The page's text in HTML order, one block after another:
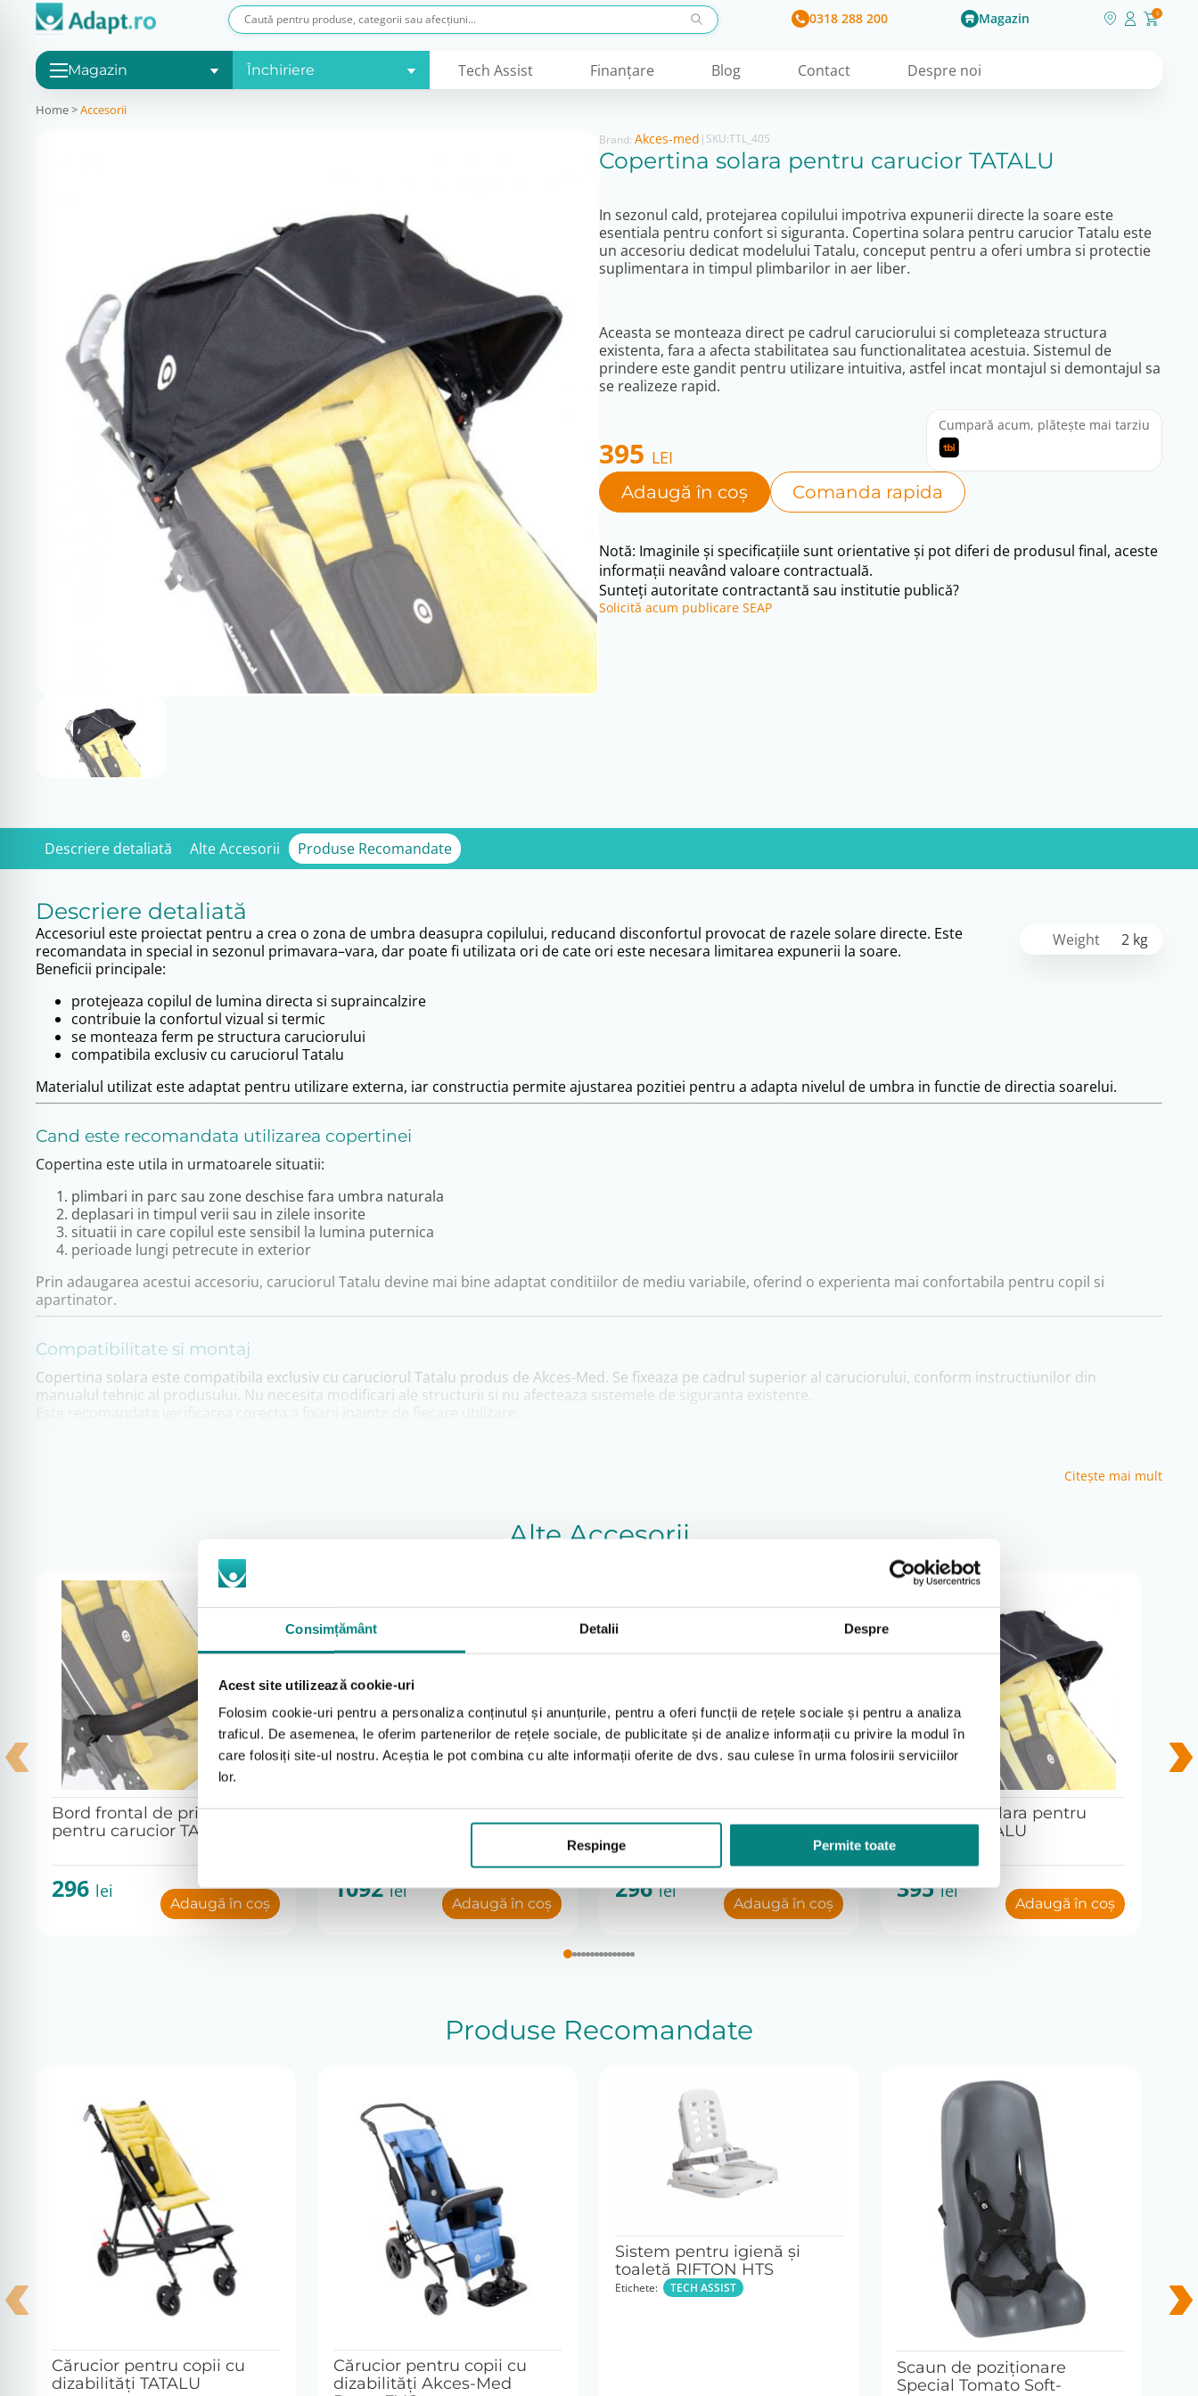
Consimțământ Detalii Despre
Acest site utilizează cookie-uri
Folosim cookie-uri pentru a personaliza conținutul și anunțurile, pentru a oferi funcții de rețele sociale și pentru a analiza
traficul. De asemenea, le oferim partenerilor de rețele sociale, de publicitate și de analize informații cu privire la modul în
care folosiți site-ul nostru. Aceștia le pot combina cu alte informații oferite de dvs. sau culese în urma folosirii serviciilor
lor.
Respinge Permite toate
0318 288 200 Magazin 0
Magazin Închiriere Tech Assist Finanţare Blog Contact Despre noi
Home>Accesorii
Brand: Akces-med | SKU:TTL_405
Copertina solara pentru carucior TATALU
In sezonul cald, protejarea copilului impotriva expunerii directe la soare este
esentiala pentru confort si siguranta. Copertina solara pentru carucior Tatalu este
un accesoriu dedicat modelului Tatalu, conceput pentru a oferi umbra si protectie
suplimentara in timpul plimbarilor in aer liber.
Aceasta se monteaza direct pe cadrul caruciorului si completeaza structura
existenta, fara a afecta stabilitatea sau functionalitatea acestuia. Sistemul de
prindere este gandit pentru utilizare intuitiva, astfel incat montajul si demontajul sa
se realizeze rapid.
395 LEI
Cumpară acum, plătește mai tarziu
Adaugă în coș Comanda rapida
Notă: Imaginile și specificațiile sunt orientative și pot diferi de produsul final, aceste
informații neavând valoare contractuală.
Sunteți autoritate contractantă sau institutie publică?
Solicită acum publicare SEAP
Descriere detaliată Alte Accesorii Produse Recomandate
Descriere detaliată
Weight 2 kg
Accesoriul este proiectat pentru a crea o zona de umbra deasupra copilului, reducand disconfortul provocat de razele solare directe. Este
recomandata in special in sezonul primavara–vara, dar poate fi utilizata ori de cate ori este necesara limitarea expunerii la soare.
Beneficii principale:
protejeaza copilul de lumina directa si supraincalzire
contribuie la confortul vizual si termic
se monteaza ferm pe structura caruciorului
compatibila exclusiv cu caruciorul Tatalu
Materialul utilizat este adaptat pentru utilizare externa, iar constructia permite ajustarea pozitiei pentru a adapta nivelul de umbra in functie de directia soarelui.
Cand este recomandata utilizarea copertinei
Copertina este utila in urmatoarele situatii:
plimbari in parc sau zone deschise fara umbra naturala
deplasari in timpul verii sau in zilele insorite
situatii in care copilul este sensibil la lumina puternica
perioade lungi petrecute in exterior
Prin adaugarea acestui accesoriu, caruciorul Tatalu devine mai bine adaptat conditiilor de mediu variabile, oferind o experienta mai confortabila pentru copil si
apartinator.
Compatibilitate si montaj
Copertina solara este compatibila exclusiv cu caruciorul Tatalu produs de Akces-Med. Se fixeaza pe cadrul superior al caruciorului, conform instructiunilor din
manualul tehnic al produsului. Nu necesita modificari ale structurii si nu afecteaza sistemele de siguranta existente.
Pentru informatii suplimentare privind compatibilitatea sau configurarea caruciorului Tatalu, echipa Adapt.ro va poate oferi suport specializat.
Citeşte mai mult
Alte Accesorii
Bord frontal de prindere
pentru carucior TATALU
296 lei
Adaugă în coș
Husa pentru picioare, de
iarna pentru carucior
1092lei
Adaugă în coș
Copertina pentru ploaie
pentru carucior TATALU
296lei
Adaugă în coș
Copertina solara pentru
carucior TATALU
395lei
Adaugă în coș
Produse Recomandate
Cărucior pentru copii cu
dizabilităţi TATALU
Cărucior pentru copii cu
dizabilități Akces-Med
Sistem pentru igienă şi
toaletă RIFTON HTS
Etichete: TECH ASSIST
Scaun de poziționare
Special Tomato Soft-